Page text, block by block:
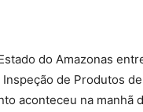
do Amazonas
de Produtos
aconteceu na